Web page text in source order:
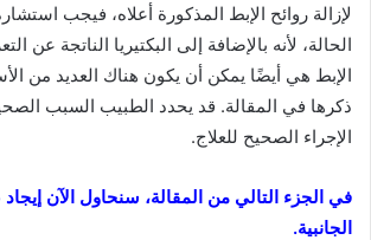
لإزالة روائح الإبط المذكورة أعلاه، فيجب
الحالة، لأنه بالإضافة إلى البكتيريا الناتجة عن
الإبط هي أيضًا يمكن أن يكون هناك العديد من
ذكرها في المقالة. قد يحدد الطبيب السبب
الإجراء الصحيح للعلاج.
في الجزء التالي من المقالة، سنحاول الآن إيجاد
الجانبية.